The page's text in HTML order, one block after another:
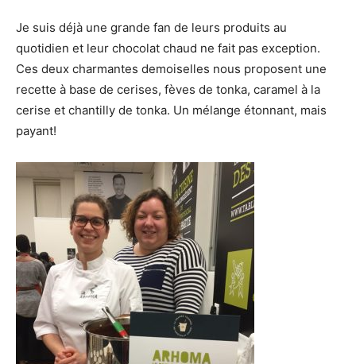
Je suis déjà une grande fan de leurs produits au
quotidien et leur chocolat chaud ne fait pas exception.
Ces deux charmantes demoiselles nous proposent une
recette à base de cerises, fèves de tonka, caramel à la
cerise et chantilly de tonka. Un mélange étonnant, mais
payant!